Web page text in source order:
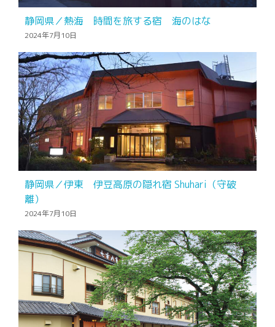
静岡県／熱海 時間を旅する宿 海のはな
2024年7月10日
静岡県／伊東 伊豆高原の隠れ宿 Shuhari（守破
離）
2024年7月10日